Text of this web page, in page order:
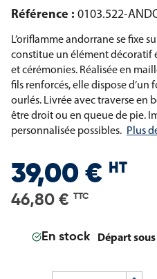
Référence : 0103.522-
L’oriflamme andorrane se fixe
constitue un élément décoratif
et cérémonies. Réalisée en
fils renforcés, elle dispose
ourlés. Livrée avec traverse en
être droit ou en queue de pie.
personnalisée possibles. Plus
39,00 € HT
46,80 € TTC
En stock Départ